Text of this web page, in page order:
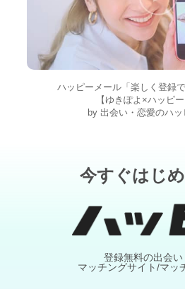
ハッピーメール「楽しく登録
【ゆきぽよ×ハッピー
by 出会い・恋愛のハ
今すぐはじめ
登録無料の出会い
マッチングサイト/マッ